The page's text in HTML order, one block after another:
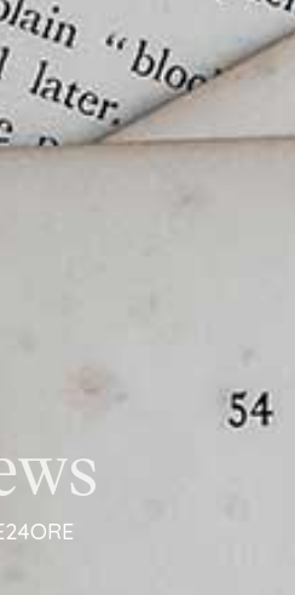
Legale Tomayer